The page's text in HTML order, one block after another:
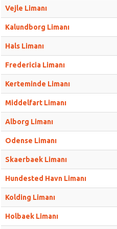
Vejle Limanı
Kalundborg Limanı
Hals Limanı
Fredericia Limanı
Kerteminde Limanı
Middelfart Limanı
Alborg Limanı
Odense Limanı
Skaerbaek Limanı
Hundested Havn Limanı
Kolding Limanı
Holbaek Limanı